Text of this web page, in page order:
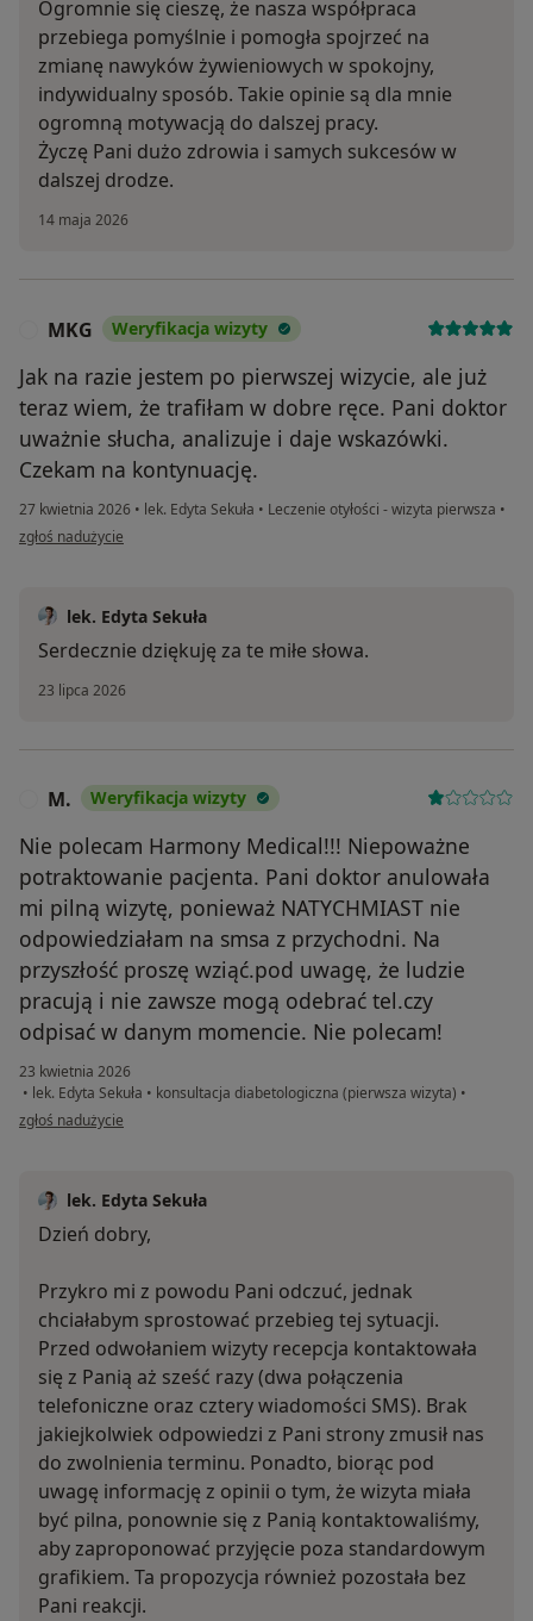
Ogromnie się cieszę, że nasza współpraca
przebiega pomyślnie i pomogła spojrzeć na
zmianę nawyków żywieniowych w spokojny,
indywidualny sposób. Takie opinie są dla mnie
ogromną motywacją do dalszej pracy.
Życzę Pani dużo zdrowia i samych sukcesów w
dalszej drodze.
14 maja 2026
MKG Weryfikacja wizyty
Jak na razie jestem po pierwszej wizycie, ale już
teraz wiem, że trafiłam w dobre ręce. Pani doktor
uważnie słucha, analizuje i daje wskazówki.
Czekam na kontynuację.
27 kwietnia 2026 • lek. Edyta Sekuła • Leczenie otyłości - wizyta pierwsza •
w opinii użytkownika MKG
zgłoś nadużycie
lek. Edyta Sekuła
Serdecznie dziękuję za te miłe słowa.
23 lipca 2026
M. Weryfikacja wizyty
Nie polecam Harmony Medical!!! Niepoważne
potraktowanie pacjenta. Pani doktor anulowała
mi pilną wizytę, ponieważ NATYCHMIAST nie
odpowiedziałam na smsa z przychodni. Na
przyszłość proszę wziąć.pod uwagę, że ludzie
pracują i nie zawsze mogą odebrać tel.czy
odpisać w danym momencie. Nie polecam!
23 kwietnia 2026
• lek. Edyta Sekuła • konsultacja diabetologiczna (pierwsza wizyta) •
w opinii użytkownika M.
zgłoś nadużycie
lek. Edyta Sekuła
Dzień dobry,
Przykro mi z powodu Pani odczuć, jednak
chciałabym sprostować przebieg tej sytuacji.
Przed odwołaniem wizyty recepcja kontaktowała
się z Panią aż sześć razy (dwa połączenia
telefoniczne oraz cztery wiadomości SMS). Brak
jakiejkolwiek odpowiedzi z Pani strony zmusił nas
do zwolnienia terminu. Ponadto, biorąc pod
uwagę informację z opinii o tym, że wizyta miała
być pilna, ponownie się z Panią kontaktowaliśmy,
aby zaproponować przyjęcie poza standardowym
grafikiem. Ta propozycja również pozostała bez
Pani reakcji.